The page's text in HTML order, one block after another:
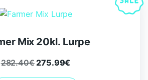
Farmer Mix 20kl. Lurpe
282.40€275.99€